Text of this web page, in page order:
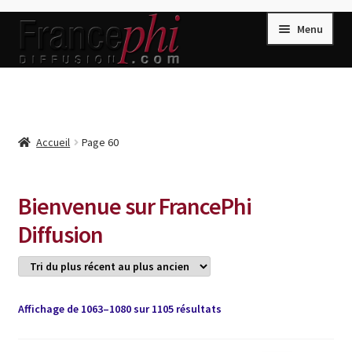
Aller
la
Aller
contenu
Menu
Caisse
Conditions de Vente
Connection
Enregistrement
Livres de Peter Randa
Accueil Page 60
Bienvenue sur FrancePhi
Diffusion
Affichage de 1063–1080 sur 1105 résultatsTrié